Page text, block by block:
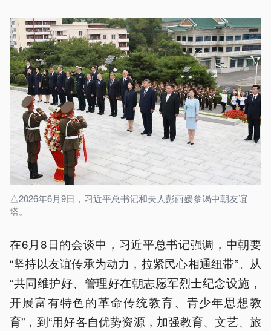
△2026年6月9日，习近平总书记和夫人彭丽媛参谒中朝友谊
塔。
在6月8日的会谈中，习近平总书记强调，中朝要
“坚持以友谊传承为动力，拉紧民心相通纽带”。从
“共同维护好、管理好在朝志愿军烈士纪念设施，
开展富有特色的革命传统教育、青少年思想教
育”，到“用好各自优势资源，加强教育、文艺、旅